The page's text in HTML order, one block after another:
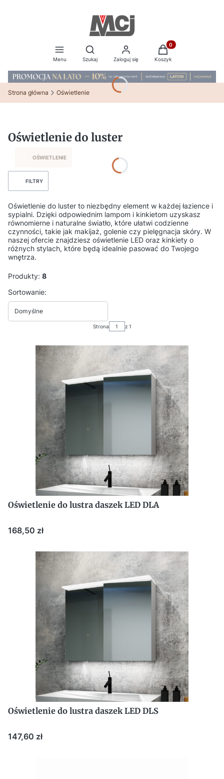
Menu
Otwórz wyszukiwarkę
Szukaj Zaloguj się
Produkty w
Koszyk
Strona główna Oświetlenie
Oświetlenie do luster
OŚWIETLENIE
FILTRY
Oświetlenie do luster to niezbędny element w każdej łazience i
sypialni. Dzięki odpowiednim lampom i kinkietom uzyskasz
równomierne i naturalne światło, które ułatwi codzienne
czynności, takie jak makijaż, golenie czy pielęgnacja skóry. W
naszej ofercie znajdziesz oświetlenie LED oraz kinkiety o
różnych stylach, które będą idealnie pasować do Twojego
wnętrza.
Produkty: 8
Lista produktów
Sortowanie:
Domyślne
Strona z 1
Oświetlenie do lustra daszek LED DLA
Cena
168,50 zł
Oświetlenie do lustra daszek LED DLS
Cena
147,60 zł